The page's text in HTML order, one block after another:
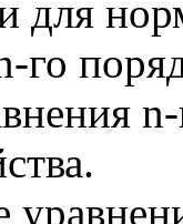
для
го
n-